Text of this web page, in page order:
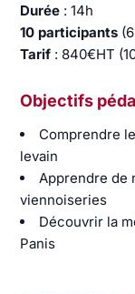
Durée : 14h
10 participants
Tarif : 840€HT
Objectifs
Comprendre
levain
Apprendre de
viennoiseries
Découvrir la
Panis